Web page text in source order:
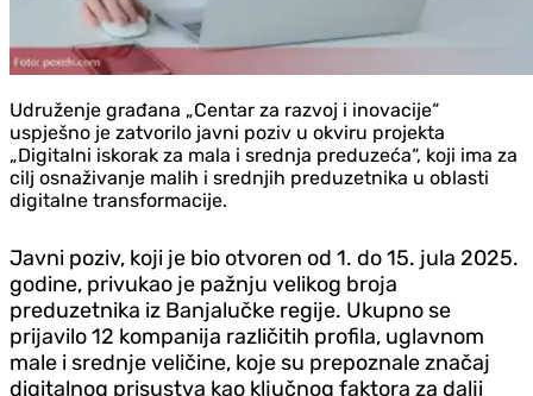
Udruženje građana „Centar za razvoj i inovacije“
uspješno je zatvorilo javni poziv u okviru projekta
„Digitalni iskorak za mala i srednja preduzeća“, koji ima za
cilj osnaživanje malih i srednjih preduzetnika u oblasti
digitalne transformacije.
Javni poziv, koji je bio otvoren od 1. do 15. jula 2025.
godine, privukao je pažnju velikog broja
preduzetnika iz Banjalučke regije. Ukupno se
prijavilo 12 kompanija različitih profila, uglavnom
male i srednje veličine, koje su prepoznale značaj
digitalnog prisustva kao ključnog faktora za dalji